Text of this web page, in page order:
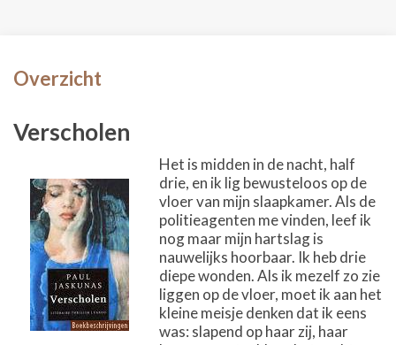
Overzicht
Verscholen
Het is midden in de nacht, half
drie, en ik lig bewusteloos op de
vloer van mijn slaapkamer. Als de
politieagenten me vinden, leef ik
nog maar mijn hartslag is
nauwelijks hoorbaar. Ik heb drie
diepe wonden. Als ik mezelf zo zie
liggen op de vloer, moet ik aan het
kleine meisje denken dat ik eens
was: slapend op haar zij, haar